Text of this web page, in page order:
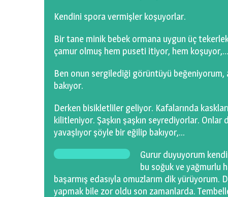
Kendini spora vermişler koşuyorlar.
Bir tane minik bebek ormana uygun üç
çamur olmuş hem puseti itiyor, hem koşuyor,…
Ben onun sergilediği görüntüyü beğeniyorum,
bakıyor.
Derken bisikletliler geliyor. Kafalarında
kilitleniyor. Şaşkın şaşkın seyrediyorlar. Onlar
yavaşlıyor şöyle bir eğilip bakıyor,…
Gurur duyuyorum
bu soğuk ve yağmurlu
başarmış edasıyla omuzlarım dik yürüyorum.
yapmak bile zor oldu son zamanlarda.